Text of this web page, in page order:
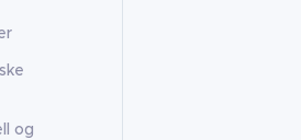
og